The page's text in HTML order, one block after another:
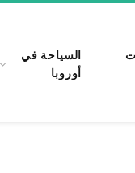
السياحة في
أوروبا